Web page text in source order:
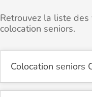
Retrouvez la liste
colocation seniors.
Colocation seniors